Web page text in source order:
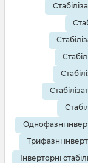
Однофазні
Трифазні
Інверторні